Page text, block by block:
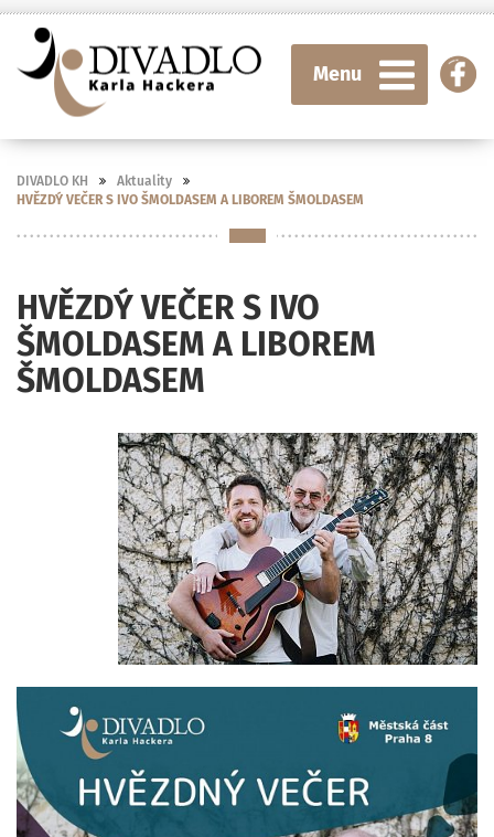
Menu
DIVADLO KH
Aktuality
HVĚZDÝ VEČER S IVO ŠMOLDASEM A LIBOREM ŠMOLDASEM
HVĚZDÝ VEČER S IVO
ŠMOLDASEM A LIBOREM
ŠMOLDASEM